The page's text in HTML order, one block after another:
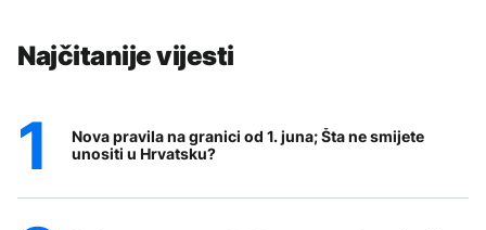
Najčitanije vijesti
Nova pravila na granici od 1. juna; Šta ne smijete
unositi u Hrvatsku?